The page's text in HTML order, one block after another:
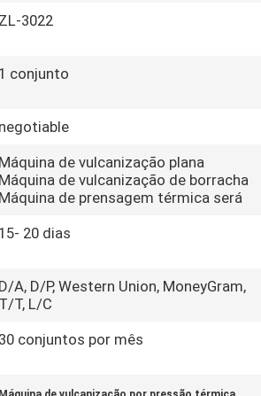
ZL-3022
1 conjunto
negotiable
Máquina de vulcanização plana
Máquina de vulcanização de borracha
Máquina de prensagem térmica será
15- 20 dias
D/A, D/P, Western Union, MoneyGram,
T/T, L/C
30 conjuntos por mês